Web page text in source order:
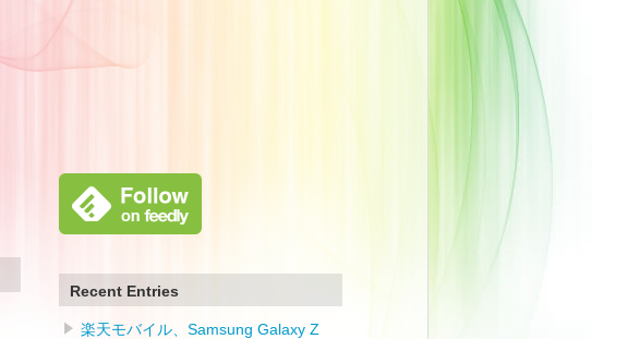
Recent Entries
楽天モバイル、Samsung Galaxy Z